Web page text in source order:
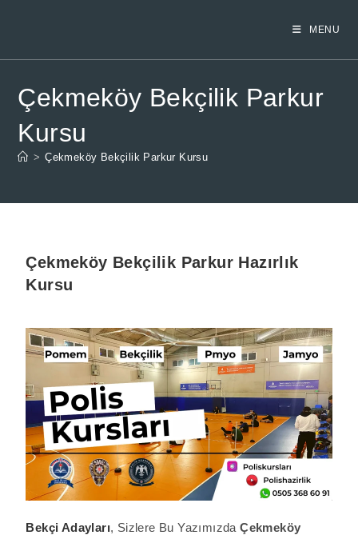
MENU
Çekmeköy Bekçilik Parkur
Kursu
> Çekmeköy Bekçilik Parkur Kursu
Çekmeköy Bekçilik Parkur Hazırlık
Kursu
Bekçi Adayları, Sizlere Bu YazımızdaÇekmeköy